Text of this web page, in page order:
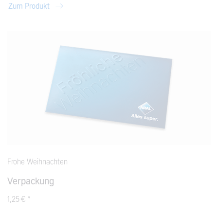
Zum Produkt
Frohe Weihnachten
Verpackung
1,25 € *